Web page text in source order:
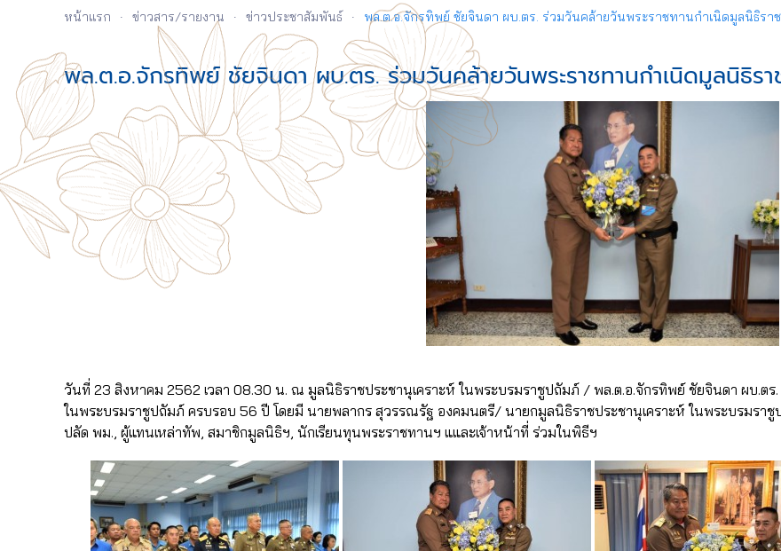
หน้าแรก ข่าวสาร/รายงาน ข่าวประชาสัมพันธ์ พล.ต.อ.จักรทิพย์ ชัยจินดา ผบ.ตร. ร่วมวันคล้ายวันพระราชทานกำเนิดมูลนิธิรา
พล.ต.อ.จักรทิพย์ ชัยจินดา ผบ.ตร. ร่วมวันคล้ายวันพระราชทานกำเนิดมูลนิธิราช
วันที่ 23 สิงหาคม 2562 เวลา 08.30 น. ณ มูลนิธิราชประชานุเคราะห์ ในพระบรมราชูปถัมภ์ / พล.ต.อ.จักรทิพย์ ชัยจินดา ผบ.ต
ในพระบรมราชูปถัมภ์ ครบรอบ 56 ปี โดยมี นายพลากร สุวรรณรัฐ องคมนตรี/ นายกมูลนิธิราชประชานุเคราะห์ ในพระบรมรา
ปลัด พม., ผู้แทนเหล่าทัพ, สมาชิกมูลนิธิฯ, นักเรียนทุนพระราชทานฯ แและเจ้าหน้าที่ ร่วมในพิธีฯ